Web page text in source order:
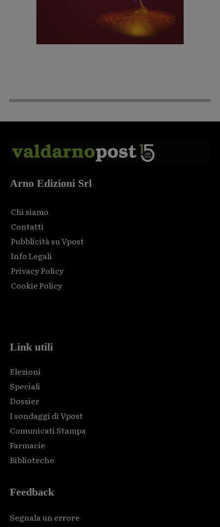
Arno Edizioni Srl
Chi siamo
Contatti
Pubblicità su Vpost
Info Legali
Privacy Policy
Cookie Policy
Link utili
Elezioni
Speciali
Dossier
I sondaggi di Vpost
Comunicati Stampa
Farmacie
Biblioteche
Feedback
Segnala un errore